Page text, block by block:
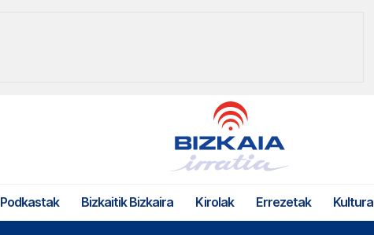
Podkastak Bizkaitik Bizkaira Kirolak Errezetak Kultura